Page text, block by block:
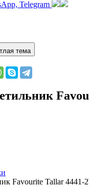
Telegram
тема
Favourite Tallar 4441-